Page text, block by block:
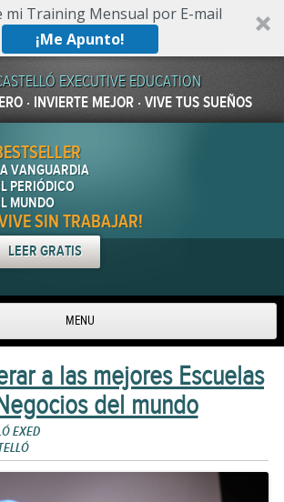
mi Training Mensual por E-mail
¡Me Apunto!
EXECUTIVE EDUCATION
· INVIERTE MEJOR · VIVE TUS SUEÑOS
VANGUARDIA
PERIÓDICO
MUNDO
SIN TRABAJAR!
LEER GRATIS
MENU
Skip to content
a las mejores Escuelas
del mundo
EXED